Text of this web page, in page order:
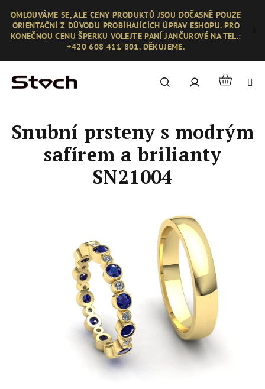
obsah
OMLOUVÁME SE, ALE CENY PRODUKTŮ JSOU DOČASNĚ POUZE
ORIENTAČNÍ Z DŮVODU PROBÍHAJÍCÍCH ÚPRAV ESHOPU. PRO
KONEČNOU CENU ŠPERKU VOLEJTE PANÍ JANČUROVÉ NA TEL.:
+420 608 411 801. DĚKUJEME.
Hledat PřihlášeníNákupní
Snubní prsteny s modrým
safírem a brilianty
SN21004